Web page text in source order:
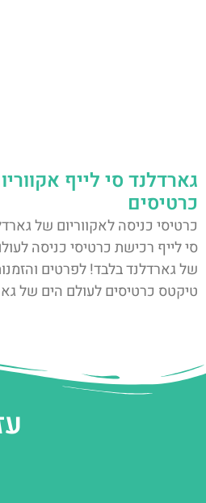
גארדלנד סי לייף
כרטיסים
כרטיסי כניסה לאקווריום של
סי לייף רכישת כרטיסי כניסה
של גארדלנד בלבד! לפרטים
טיקטס כרטיסים לעולם הים של